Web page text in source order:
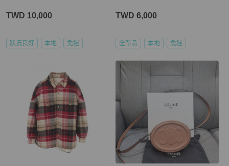
TWD 10,000
狀況良好 本地 免運
TWD 6,000
全新品 本地 免運